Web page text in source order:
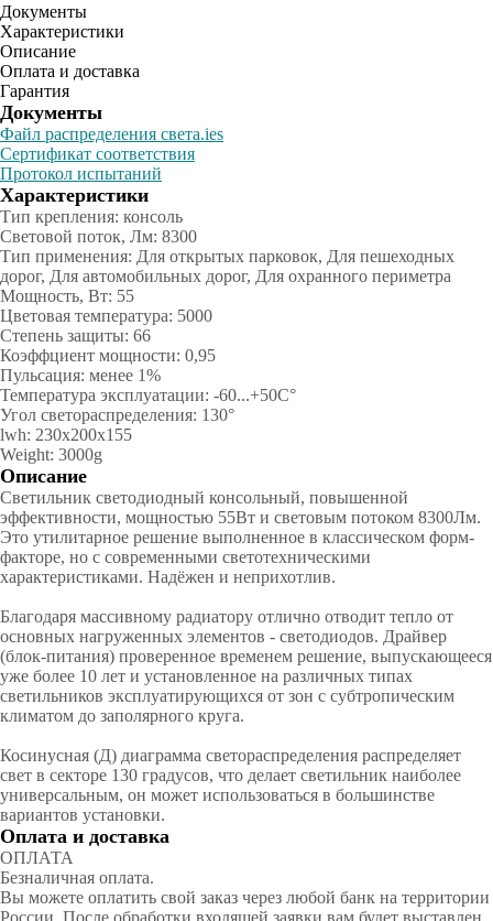
Документы
Характеристики
Описание
Оплата и доставка
Гарантия
Документы
Файл распределения света.ies
Сертификат соответствия
Протокол испытаний
Характеристики
Тип крепления: консоль
Световой поток, Лм: 8300
Тип применения: Для открытых парковок, Для пешеходных
дорог, Для автомобильных дорог, Для охранного периметра
Мощность, Вт: 55
Цветовая температура: 5000
Степень защиты: 66
Коэффциент мощности: 0,95
Пульсация: менее 1%
Температура эксплуатации: -60...+50С°
Угол светораспределения: 130°
lwh: 230x200x155
Weight: 3000g
Описание
Светильник светодиодный консольный, повышенной
эффективности, мощностью 55Вт и световым потоком 8300Лм.
Это утилитарное решение выполненное в классическом форм-
факторе, но с современными светотехническими
характеристиками. Надёжен и неприхотлив.
Благодаря массивному радиатору отлично отводит тепло от
основных нагруженных элементов - светодиодов. Драйвер
(блок-питания) проверенное временем решение, выпускающееся
уже более 10 лет и установленное на различных типах
светильников эксплуатирующихся от зон с субтропическим
климатом до заполярного круга.
Косинусная (Д) диаграмма светораспределения распределяет
свет в секторе 130 градусов, что делает светильник наиболее
универсальным, он может использоваться в большинстве
вариантов установки.
Оплата и доставка
ОПЛАТА
Безналичная оплата.
Вы можете оплатить свой заказ через любой банк на территории
России. После обработки входящей заявки вам будет выставлен